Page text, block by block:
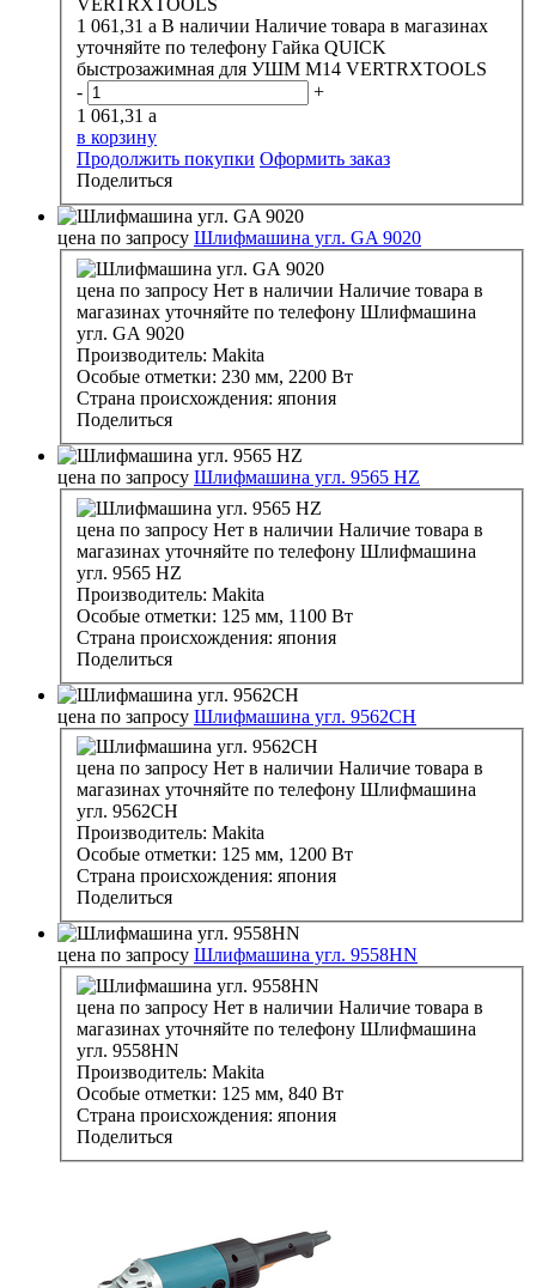
1 061,31 a В наличии Наличие товара в магазинах
уточняйте по телефону Гайка QUICK
быстрозажимная для УШМ М14 VERTRXTOOLS
-
+
1 061,31 a
в корзину
Продолжить покупки Оформить заказ
Поделиться
цена по запросу Шлифмашина угл. GA 9020
цена по запросу Нет в наличии Наличие товара в
магазинах уточняйте по телефону Шлифмашина
угл. GA 9020
Производитель: Makita
Особые отметки: 230 мм, 2200 Вт
Страна происхождения: япония
Поделиться
цена по запросу Шлифмашина угл. 9565 НZ
цена по запросу Нет в наличии Наличие товара в
магазинах уточняйте по телефону Шлифмашина
угл. 9565 НZ
Производитель: Makita
Особые отметки: 125 мм, 1100 Вт
Страна происхождения: япония
Поделиться
цена по запросу Шлифмашина угл. 9562CН
цена по запросу Нет в наличии Наличие товара в
магазинах уточняйте по телефону Шлифмашина
угл. 9562CН
Производитель: Makita
Особые отметки: 125 мм, 1200 Вт
Страна происхождения: япония
Поделиться
цена по запросу Шлифмашина угл. 9558НN
цена по запросу Нет в наличии Наличие товара в
магазинах уточняйте по телефону Шлифмашина
угл. 9558НN
Производитель: Makita
Особые отметки: 125 мм, 840 Вт
Страна происхождения: япония
Поделиться